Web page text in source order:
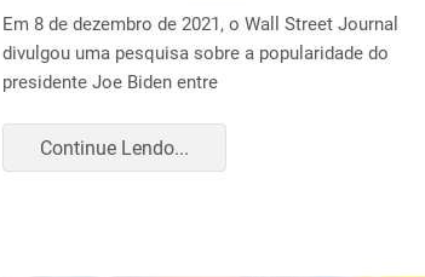
Em 8 de dezembro de 2021, o Wall Street Journal
divulgou uma pesquisa sobre a popularidade do
presidente Joe Biden entre
Continue Lendo...